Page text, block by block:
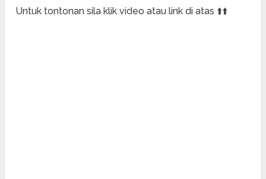
Untuk tontonan sila klik video atau link di atas ⬆️⬆️